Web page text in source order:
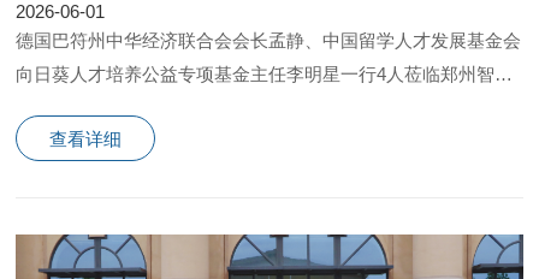
2026-06-01
德国巴符州中华经济联合会会长孟静、中国留学人才发展基金会
向日葵人才培养公益专项基金主任李明星一行4人莅临郑州智能
查看详细